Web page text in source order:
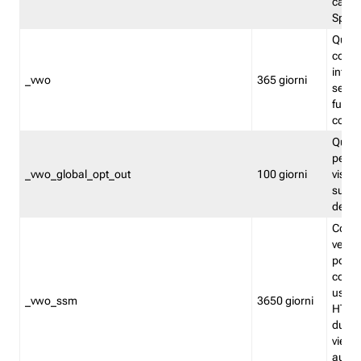
Split
_vwo 365 giorni
_vwo_global_opt_out 100 giorni
su
_vwo_ssm 3650 giorni
viene